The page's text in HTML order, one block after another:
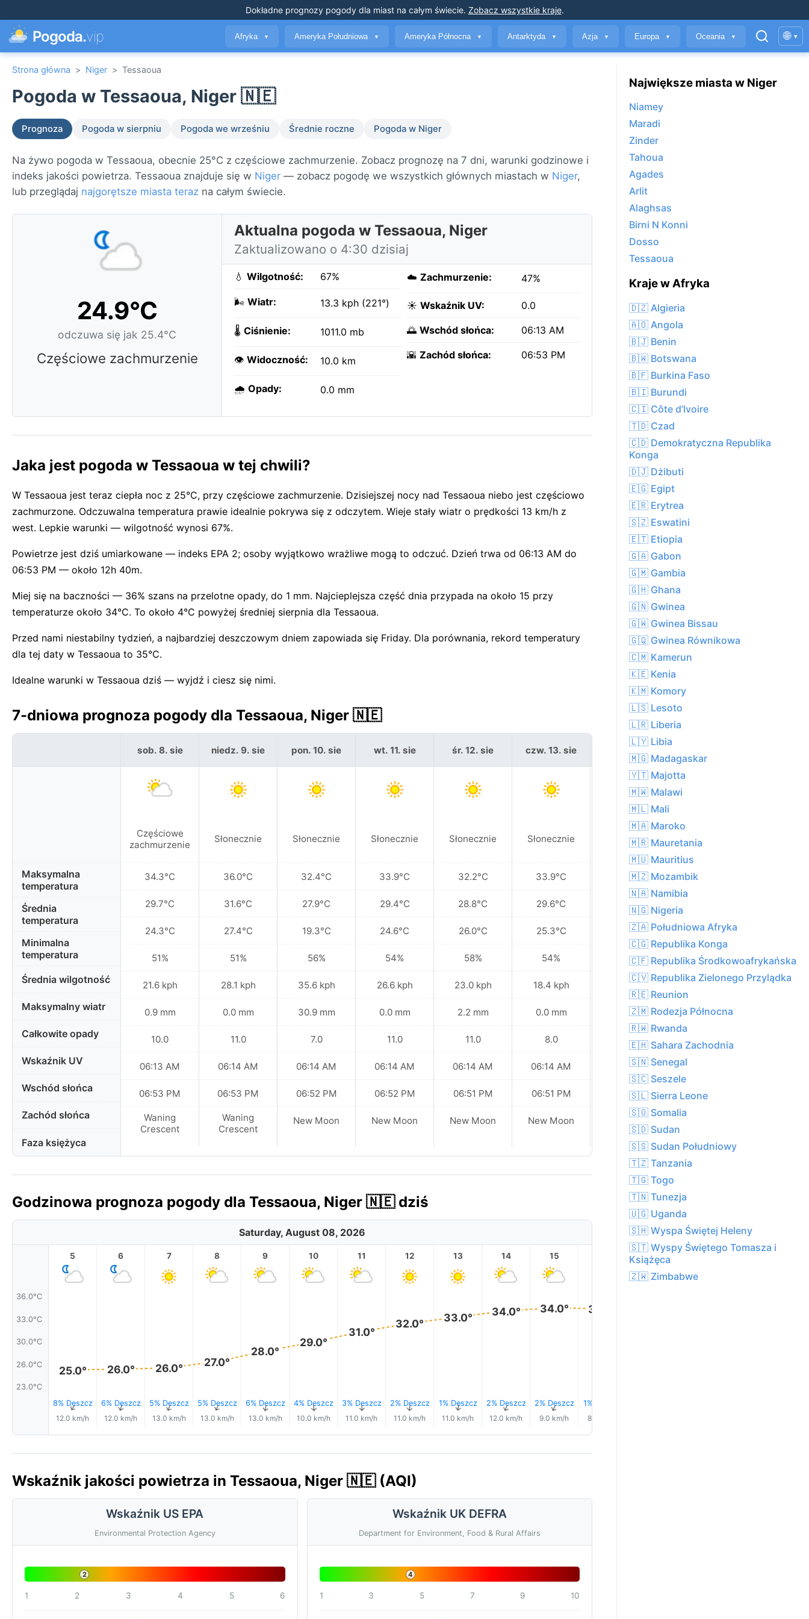
Dokładne prognozy pogodydla miast na całym świecie. Zobacz wszystkie kraje.
Pogoda.vip Afryka ▼ Ameryka Południowa ▼ Ameryka Północna ▼ Antarktyda ▼ Azja ▼ Europa ▼ Oceania ▼ 🌐 ▾
Strona główna > Niger > Tessaoua
Pogoda w Tessaoua, Niger 🇳🇪
Prognoza Pogoda w sierpniu Pogoda we wrześniu Średnie roczne Pogoda w Niger
Na żywo pogoda w Tessaoua, obecnie 25°C z częściowe zachmurzenie. Zobacz prognozę na 7 dni, warunki godzinowe i
indeks jakości powietrza. Tessaoua znajduje się w Niger — zobacz pogodę we wszystkich głównych miastach w Niger,
lub przeglądaj najgorętsze miasta teraz na całym świecie.
24.9°C
odczuwa się jak 25.4°C
Częściowe zachmurzenie
Aktualna pogoda w Tessaoua, Niger
Zaktualizowano o 4:30 dzisiaj
💧 Wilgotność: 67%
🌬️ Wiatr: 13.3 kph (221°)
🌡️ Ciśnienie: 1011.0 mb
👁️ Widoczność: 10.0 km
🌧️ Opady: 0.0 mm
☁️ Zachmurzenie: 47%
☀️ Wskaźnik UV: 0.0
🌅 Wschód słońca: 06:13 AM
🌇 Zachód słońca: 06:53 PM
Jaka jest pogoda w Tessaoua w tej chwili?
W Tessaoua jest teraz ciepła noc z 25°C, przy częściowe zachmurzenie. Dzisiejszej nocy nad Tessaoua niebo jest częściowo
zachmurzone. Odczuwalna temperatura prawie idealnie pokrywa się z odczytem. Wieje stały wiatr o prędkości 13 km/h z
west. Lepkie warunki — wilgotność wynosi 67%.
Powietrze jest dziś umiarkowane — indeks EPA 2; osoby wyjątkowo wrażliwe mogą to odczuć. Dzień trwa od 06:13 AM do
06:53 PM — około 12h 40m.
Miej się na baczności — 36% szans na przelotne opady, do 1 mm. Najcieplejsza część dnia przypada na około 15 przy
temperaturze około 34°C. To około 4°C powyżej średniej sierpnia dla Tessaoua.
Przed nami niestabilny tydzień, a najbardziej deszczowym dniem zapowiada się Friday. Dla porównania, rekord temperatury
dla tej daty w Tessaoua to 35°C.
Idealne warunki w Tessaoua dziś — wyjdź i ciesz się nimi.
7-dniowa prognoza pogody dla Tessaoua, Niger 🇳🇪
Maksymalna
temperatura
Średnia
temperatura
Minimalna
temperatura
Średnia wilgotność
Maksymalny wiatr
Całkowite opady
Wskaźnik UV
Wschód słońca
Zachód słońca
Faza księżyca
sob. 8. sie
Częściowe
zachmurzenie
34.3°C
29.7°C
24.3°C
51%
21.6 kph
0.9 mm
10.0
06:13 AM
06:53 PM
Waning
Crescent
niedz. 9. sie
Słonecznie
36.0°C
31.6°C
27.4°C
51%
28.1 kph
0.0 mm
11.0
06:14 AM
06:53 PM
Waning
Crescent
pon. 10. sie
Słonecznie
32.4°C
27.9°C
19.3°C
56%
35.6 kph
30.9 mm
7.0
06:14 AM
06:52 PM
New Moon
wt. 11. sie
Słonecznie
33.9°C
29.4°C
24.6°C
54%
26.6 kph
0.0 mm
11.0
06:14 AM
06:52 PM
New Moon
śr. 12. sie
Słonecznie
32.2°C
28.8°C
26.0°C
58%
23.0 kph
2.2 mm
11.0
06:14 AM
06:51 PM
New Moon
czw. 13. sie
Słonecznie
33.9°C
29.6°C
25.3°C
54%
18.4 kph
0.0 mm
8.0
06:14 AM
06:51 PM
New Moon
pt. 14. sie
Częściowe
zachmurzenie
33.5°C
29.6°C
25.1°C
60%
24.5 kph
39.5 mm
8.0
06:14 AM
06:50 PM
Waxing
Crescent
Godzinowa prognoza pogody dla Tessaoua, Niger 🇳🇪 dziś
Saturday, August 08, 2026
36.0°C
33.0°C
30.0°C
26.0°C
23.0°C
5
25.0°
8% Deszcz
↑
12.0 km/h
6
26.0°
6% Deszcz
↑
12.0 km/h
7
26.0°
5% Deszcz
↑
13.0 km/h
8
27.0°
5% Deszcz
↑
13.0 km/h
9
28.0°
6% Deszcz
↑
13.0 km/h
10
29.0°
4% Deszcz
↑
10.0 km/h
11
31.0°
3% Deszcz
↑
11.0 km/h
12
32.0°
2% Deszcz
↑
11.0 km/h
13
33.0°
1% Deszcz
↑
11.0 km/h
14
34.0°
2% Deszcz
↑
12.0 km/h
15
34.0°
2% Deszcz
↑
9.0 km/h
34.0°
1% Deszcz
8.0 km/h
17 18
Wskaźnik jakości powietrza in Tessaoua, Niger 🇳🇪 (AQI)
Wskaźnik US EPA
Environmental Protection Agency
2
1 2 3 4 5 6
Wskaźnik UK DEFRA
Department for Environment, Food & Rural Affairs
4
1 3 5 7 9 10
Największe miasta w Niger
Niamey
Maradi
Zinder
Tahoua
Agades
Arlit
Alaghsas
Birni N Konni
Dosso
Tessaoua
Kraje w Afryka
🇩🇿 Algieria
🇦🇴 Angola
🇧🇯 Benin
🇧🇼 Botswana
🇧🇫 Burkina Faso
🇧🇮 Burundi
🇨🇮 Côte d’Ivoire
🇹🇩 Czad
🇨🇩 Demokratyczna Republika
Konga
🇩🇯 Dżibuti
🇪🇬 Egipt
🇪🇷 Erytrea
🇸🇿 Eswatini
🇪🇹 Etiopia
🇬🇦 Gabon
🇬🇲 Gambia
🇬🇭 Ghana
🇬🇳 Gwinea
🇬🇼 Gwinea Bissau
🇬🇶 Gwinea Równikowa
🇨🇲 Kamerun
🇰🇪 Kenia
🇰🇲 Komory
🇱🇸 Lesoto
🇱🇷 Liberia
🇱🇾 Libia
🇲🇬 Madagaskar
🇾🇹 Majotta
🇲🇼 Malawi
🇲🇱 Mali
🇲🇦 Maroko
🇲🇷 Mauretania
🇲🇺 Mauritius
🇲🇿 Mozambik
🇳🇦 Namibia
🇳🇬 Nigeria
🇿🇦 Południowa Afryka
🇨🇬 Republika Konga
🇨🇫 Republika Środkowoafrykańska
🇨🇻 Republika Zielonego Przylądka
🇷🇪 Reunion
🇿🇲 Rodezja Północna
🇷🇼 Rwanda
🇪🇭 Sahara Zachodnia
🇸🇳 Senegal
🇸🇨 Seszele
🇸🇱 Sierra Leone
🇸🇴 Somalia
🇸🇩 Sudan
🇸🇸 Sudan Południowy
🇹🇿 Tanzania
🇹🇬 Togo
🇹🇳 Tunezja
🇺🇬 Uganda
🇸🇭 Wyspa Świętej Heleny
🇸🇹 Wyspy Świętego Tomasza i
Książęca
🇿🇼 Zimbabwe